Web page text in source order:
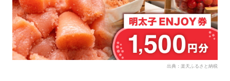
出典：楽天ふるさと納税